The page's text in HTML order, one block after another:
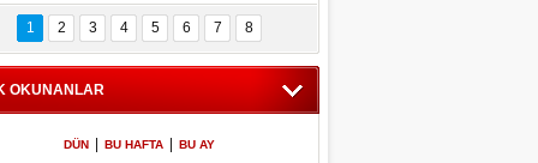
İstanbul
Adaları
600 milletvekilinin
listesi
1 2 3 4 5 6 7 8
OKUNANLAR
DÜN BU HAFTA BU AY